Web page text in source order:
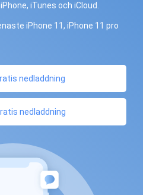
iTunes och iCloud.
iPhone 11, iPhone 11 pro
nedladdning
nedladdning